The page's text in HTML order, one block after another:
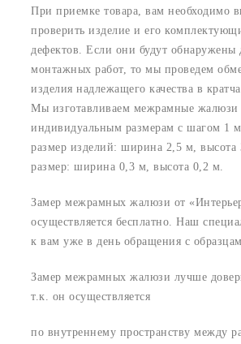
При приемке товара, вам необходимо
проверить изделие и его
дефектов. Если они будут обнаружены
монтажных работ, то мы проведем
изделия надлежащего качества в
Мы изготавливаем межрамные жалюзи
индивидуальным размерам с шагом 1
размер изделий: ширина 2,5 м,
размер: ширина 0,3 м, высота 0,2 м.
Замер межрамных жалюзи от
осуществляется бесплатно. Наш
к вам уже в день обращения с
Замер межрамных жалюзи лучше
т.к. он осуществляется
по внутреннему пространству между